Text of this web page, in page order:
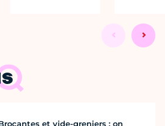
et vide-greniers : on